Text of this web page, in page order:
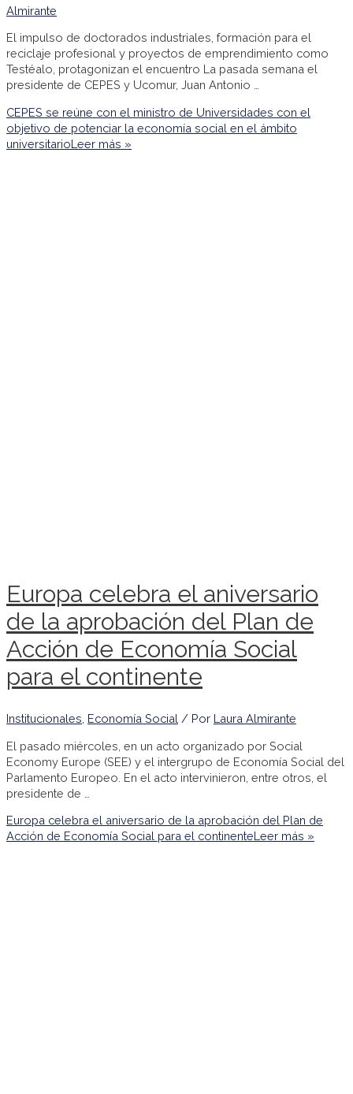
Almirante
El impulso de doctorados industriales, formación para el
reciclaje profesional y proyectos de emprendimiento como
Testéalo, protagonizan el encuentro La pasada semana el
presidente de CEPES y Ucomur, Juan Antonio …
CEPES se reúne con el ministro de Universidades con el
objetivo de potenciar la economía social en el ámbito
universitarioLeer más »
Europa celebra el aniversario
de la aprobación del Plan de
Acción de Economía Social
para el continente
Institucionales Economía Social / Por Laura Almirante
El pasado miércoles, en un acto organizado por Social
Economy Europe (SEE) y el intergrupo de Economía Social del
Parlamento Europeo. En el acto intervinieron, entre otros, el
presidente de …
Europa celebra el aniversario de la aprobación del Plan de
Acción de Economía Social para el continenteLeer más »